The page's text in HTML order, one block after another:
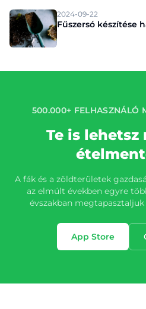
2024-09-22
Fűszersó készítése
500.000+ FELHASZNÁLÓ
Te is lehetsz
A fák és a zöldterületek
az elmúlt években egyre
évszakban
App Store